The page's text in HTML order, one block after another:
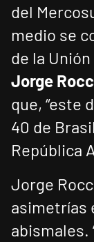
del
medio se
de la
Jorge
que, “este
40 de
República
Jorge
asimetrías
abismales.